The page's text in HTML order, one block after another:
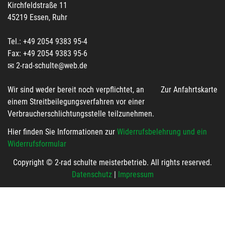
Kirchfeldstraße 11
45219 Essen, Ruhr
Tel.: +49 2054 9383 95-4
Fax: +49 2054 9383 95-6
2-rad-schulte@web.de
Zur Anfahrtskarte
Wir sind weder bereit noch verpflichtet, an
einem Streitbeilegungsverfahren vor einer
Verbraucherschlichtungsstelle teilzunehmen.
Hier finden Sie Informationen zur Widerrufsbelehrung und ein
Widerrufsformular
Copyright © 2-rad schulte meisterbetrieb. All rights reserved.
Datenschutz| Impressum